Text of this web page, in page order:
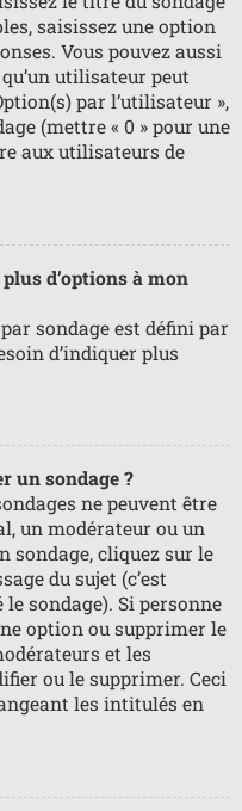
saisissez une option
Vous pouvez aussi
utilisateur peut
par l’utilisateur »,
(mettre « 0 » pour une
aux utilisateurs de
d’options à mon
sondage est défini par
d’indiquer plus
un sondage ?
ne peuvent être
un modérateur ou un
sondage, cliquez sur le
du sujet (c’est
sondage). Si personne
option ou supprimer le
et les
ou le supprimer. Ceci
les intitulés en